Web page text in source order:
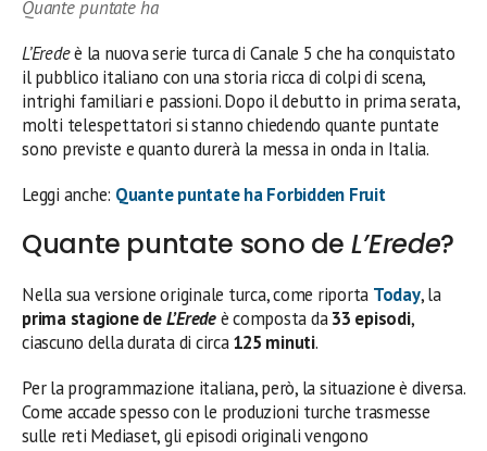
Quante puntate ha
L’Eredeè la nuova serie turca di Canale 5 che ha conquistato
il pubblico italiano con una storia ricca di colpi di scena,
intrighi familiari e passioni. Dopo il debutto in prima serata,
molti telespettatori si stanno chiedendo quante puntate
sono previste e quanto durerà la messa in onda in Italia.
Leggi anche: Quante puntate ha Forbidden Fruit
Quante puntate sono de L’Erede?
Nella sua versione originale turca, come riporta Today, la
prima stagione deL’Eredeè composta da33 episodi,
ciascuno della durata di circa125 minuti.
Per la programmazione italiana, però, la situazione è diversa.
Come accade spesso con le produzioni turche trasmesse
sulle reti Mediaset, gli episodi originali vengono